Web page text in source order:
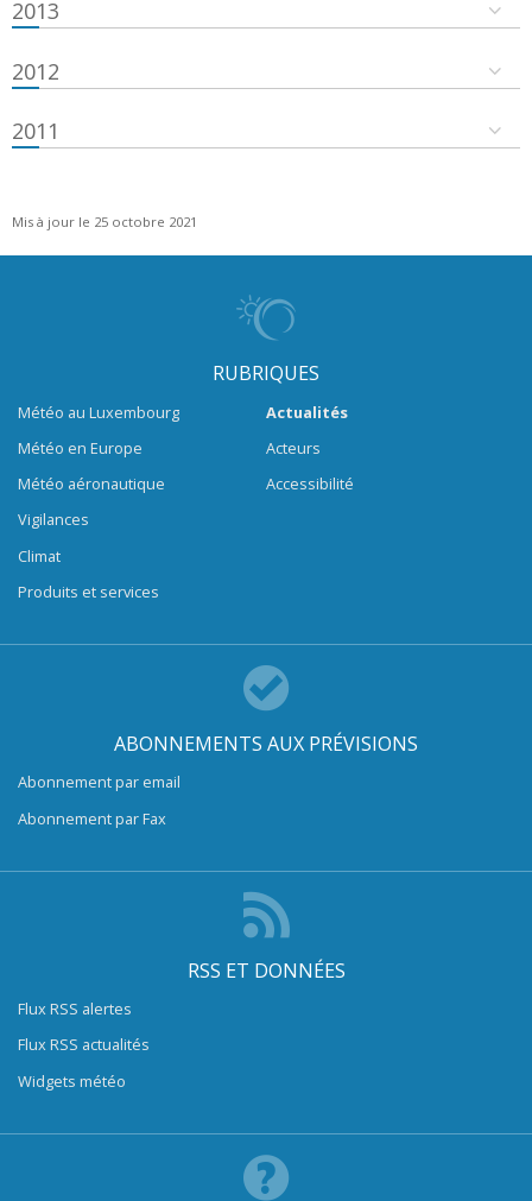
2013
2012
2011
Mis à jour le 25 octobre 2021
RUBRIQUES
Météo au Luxembourg
Météo en Europe
Météo aéronautique
Vigilances
Climat
Produits et services
Actualités
Acteurs
Accessibilité
ABONNEMENTS AUX PRÉVISIONS
Abonnement par email
Abonnement par Fax
RSS ET DONNÉES
Flux RSS alertes
Flux RSS actualités
Widgets météo